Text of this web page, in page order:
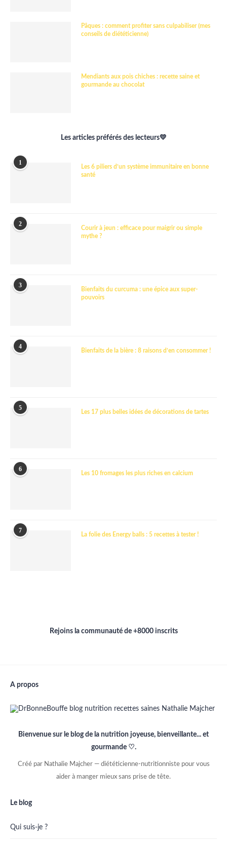
Pâques : comment profiter sans culpabiliser (mes
conseils de diététicienne)
Mendiants aux pois chiches : recette saine et
gourmande au chocolat
Les articles préférés des lecteurs💛
1
Les 6 piliers d’un système immunitaire en bonne
santé
2
Courir à jeun : efficace pour maigrir ou simple
mythe ?
3
Bienfaits du curcuma : une épice aux super-
pouvoirs
4
Bienfaits de la bière : 8 raisons d’en consommer !
5
Les 17 plus belles idées de décorations de tartes
6
Les 10 fromages les plus riches en calcium
7
La folie des Energy balls : 5 recettes à tester !
Rejoins la communauté de +8000 inscrits
A propos
Bienvenue sur le blog de la nutrition joyeuse, bienveillante... et
gourmande ♡.
Créé par Nathalie Majcher — diététicienne-nutritionniste pour vous
aider à manger mieux sans prise de tête.
Le blog
Qui suis-je ?